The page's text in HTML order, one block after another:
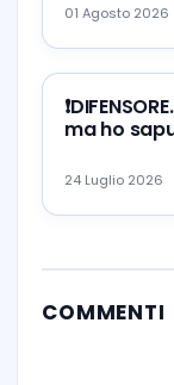
01 Agosto 2026
ma ho
24 Luglio 2026
COMMENTI